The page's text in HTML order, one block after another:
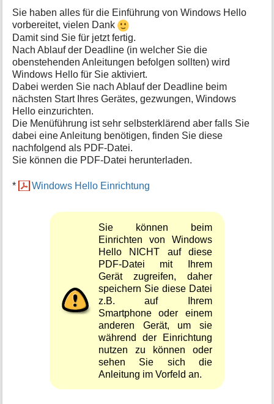
Sie haben alles für die Einführung von Windows Hello
vorbereitet, vielen Dank
Damit sind Sie für jetzt fertig.
Nach Ablauf der Deadline (in welcher Sie die
obenstehenden Anleitungen befolgen sollten) wird
Windows Hello für Sie aktiviert.
Dabei werden Sie nach Ablauf der Deadline beim
nächsten Start Ihres Gerätes, gezwungen, Windows
Hello einzurichten.
Die Menüführung ist sehr selbsterklärend aber falls Sie
dabei eine Anleitung benötigen, finden Sie diese
nachfolgend als PDF-Datei.
Sie können die PDF-Datei herunterladen.
* Windows Hello Einrichtung
Sie können beim
Einrichten von Windows
Hello NICHT auf diese
PDF-Datei mit Ihrem
Gerät zugreifen, daher
speichern Sie diese Datei
z.B. auf Ihrem
Smartphone oder einem
anderen Gerät, um sie
während der Einrichtung
nutzen zu können oder
sehen Sie sich die
Anleitung im Vorfeld an.